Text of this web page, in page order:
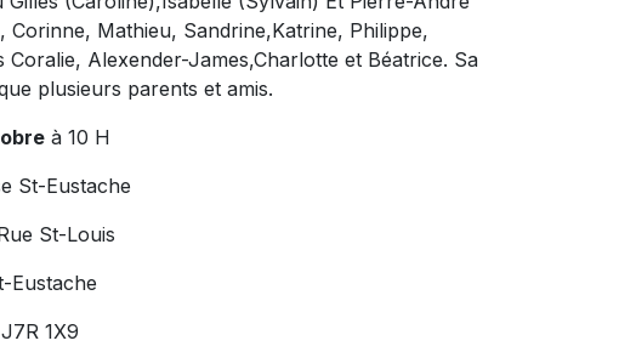
Mathieu, Sandrine,Katrine, Philippe,
Alexender-James,Charlotte et Béatrice. Sa
plusieurs parents et amis.
à 10 H
St-Eustache
St-Louis
Eustache
J7R 1X9